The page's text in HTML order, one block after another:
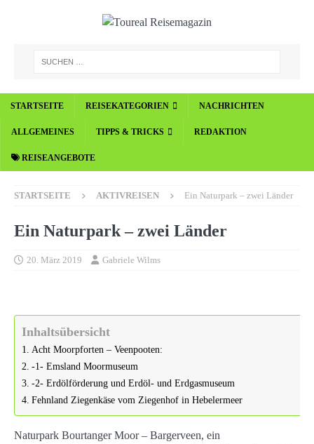
STARTSEITE REISEKATEGORIEN NACHRICHTEN
ALLGEMEINES TIPPS & TRICKS REDAKTION
REISEANGEBOTE
STARTSEITE AKTIVREISEN Ein Naturpark – zwei Länder
Ein Naturpark – zwei Länder
20. März 2019 Gabriele Wilms
Inhaltsübersicht
Acht Moorpforten – Veenpooten:
-1- Emsland Moormuseum
-2- Erdölförderung und Erdöl- und Erdgasmuseum
Fehnland Ziegenkäse vom Ziegenhof in Hebelermeer
Naturpark Bourtanger Moor – Bargerveen, ein